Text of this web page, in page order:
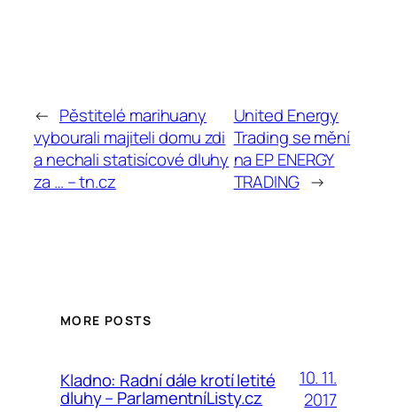
← Pěstitelé marihuany
vybourali majiteli domu zdi
a nechali statisícové dluhy
za … – tn.cz
United Energy
Trading se mění
na EP ENERGY
TRADING →
MORE POSTS
Kladno: Radní dále krotí letité
dluhy – ParlamentníListy.cz
10. 11.
2017